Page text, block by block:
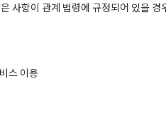
사항이 관계 법령에 규정되어 있을 경
스 이용